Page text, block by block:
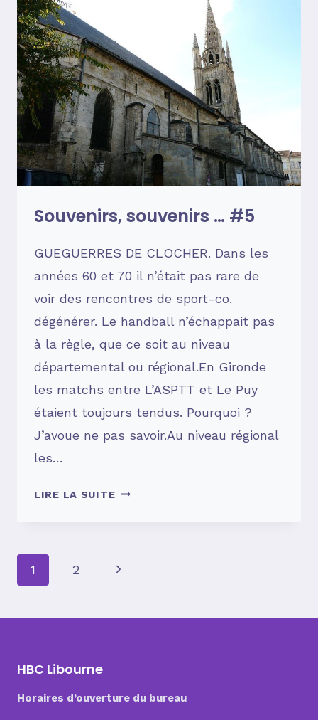
Souvenirs, souvenirs … #5
GUEGUERRES DE CLOCHER. Dans les
années 60 et 70 il n’était pas rare de
voir des rencontres de sport-co.
dégénérer. Le handball n’échappait pas
à la règle, que ce soit au niveau
départemental ou régional.En Gironde
les matchs entre L’ASPTT et Le Puy
étaient toujours tendus. Pourquoi ?
J’avoue ne pas savoir.Au niveau régional
les…
LIRE LA SUITESOUVENIRS,
Page
1 2
Next
HBC Libourne
Horaires d’ouverture du bureau